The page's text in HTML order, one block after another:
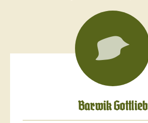
Barwik Gottlieb